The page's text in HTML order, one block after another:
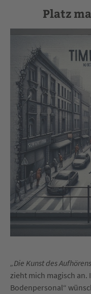
Platz
„Die Kunst des
zieht mich magisch an.
Bodenpersonal“